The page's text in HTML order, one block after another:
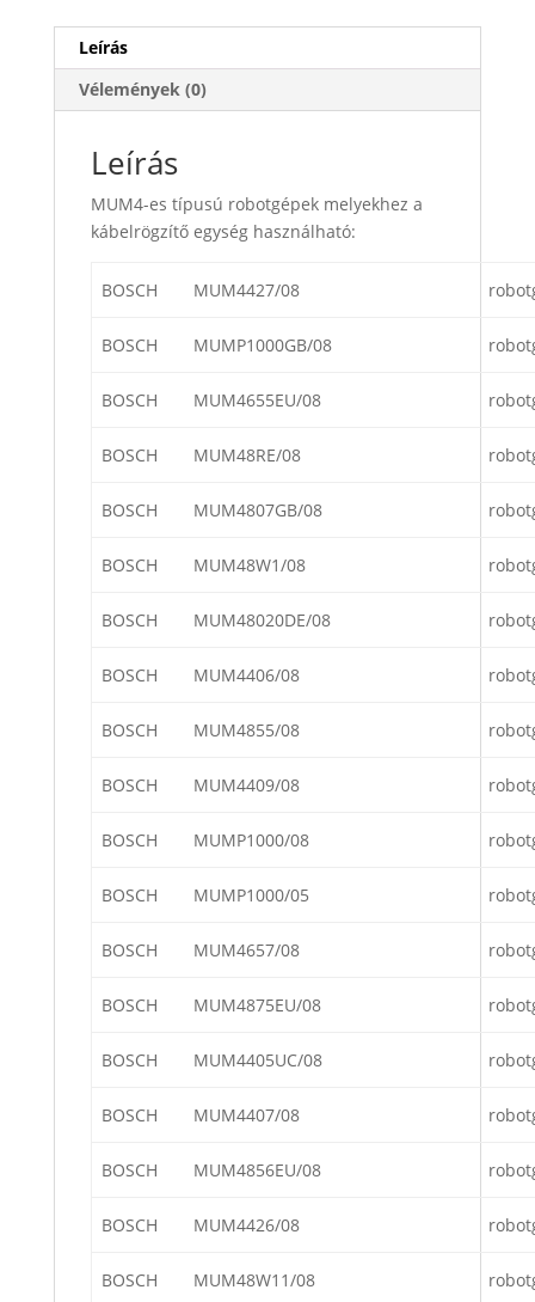
Leírás
Vélemények (0)
Leírás
MUM4-es típusú robotgépek melyekhez a
kábelrögzítő egység használható:
BOSCH MUM4427/08
BOSCH MUMP1000GB/08
BOSCH MUM4655EU/08
BOSCH MUM48RE/08
BOSCH MUM4807GB/08
BOSCH MUM48W1/08
BOSCH MUM48020DE/08
BOSCH MUM4406/08
BOSCH MUM4855/08
BOSCH MUM4409/08
BOSCH MUMP1000/08
BOSCH MUMP1000/05
BOSCH MUM4657/08
BOSCH MUM4875EU/08
BOSCH MUM4405UC/08
BOSCH MUM4407/08
BOSCH MUM4856EU/08
BOSCH MUM4426/08
BOSCH MUM48W11/08